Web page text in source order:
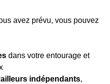
avez prévu, vous pouvez
dans votre entourage et
indépendants,